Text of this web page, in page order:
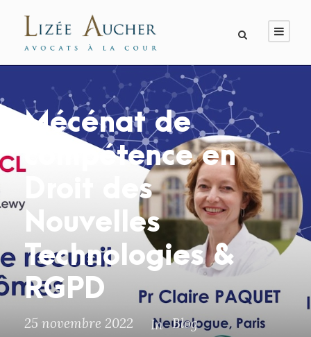
Mécénat de
compétence en
Droit des
Nouvelles
Technologies &
RGPD
25 novembre 2022 In Blog